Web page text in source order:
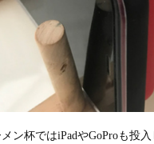
ン杯ではiPadやGoProも投